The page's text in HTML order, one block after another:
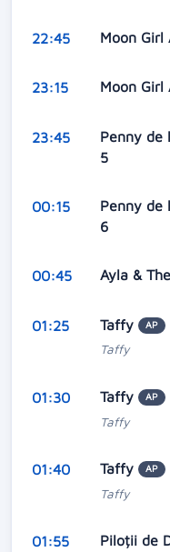
22:45 Moon Girl
23:15 Moon Girl
23:45
Penny de
5
00:15
Penny de
6
00:45 Ayla &
01:25 Taffy AP
Taffy
01:30 Taffy AP
Taffy
01:40 Taffy AP
Taffy
01:55 Piloții de